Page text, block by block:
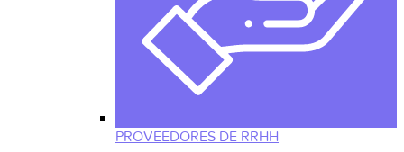
PROVEEDORES DE RRHH